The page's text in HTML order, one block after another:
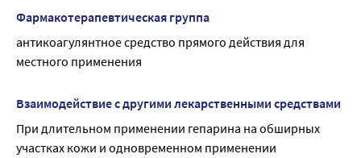
Фармакотерапевтическая группа
антикоагулянтное средство прямого действия для
местного применения
Взаимодействие с другими лекарственными средствами
При длительном применении гепарина на обширных
участках кожи и одновременном применении